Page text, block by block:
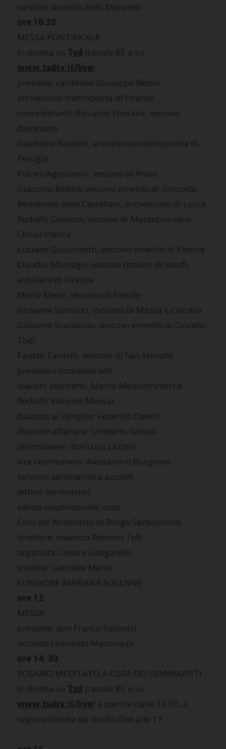
servizio: accolito Aldo Manzetti
ore 10.30
MESSA PONTIFICALE
In diretta su Tsd (canale 85 o su
www.tsdtv.it/live)
presiede: cardinale Giuseppe Betori,
arcivescovo metropolita di Firenze
concelebranti: Riccardo Fontana, vescovo
diocesano
Gualtiero Bassetti, arcivescovo metropolita di
Perugia
Franco Agostinelli, vescovo di Prato
Giacomo Babini, vescovo emerito di Grosseto
Benvenuto Italo Castellani, arcivescovo di Lucca
Rodolfo Cetoloni, vescovo di Montepulciano-
Chiusi-Pienza
Luciano Giovannetti, vescovo emerito di Fiesole
Claudio Maniago, vescovo titolare di Satafi,
ausiliare di Firenze
Mario Meini, vescovo di Fiesole
Giovanni Santucci, Vescovo di Massa e Carrara
Giovanni Scanavino, vescovo emerito di Orvieto-
Todi
Fausto Tardelli, vescovo di San Miniato
presbiteri concelebranti
diaconi assistenti: Marco Menichincheri e
Rodolfo Valorosi Massai
diacono al Vangelo: Federico Daveri
diacono all’altare: Umberto Valiani
cerimoniere: don Luca Lazzeri
vice cerimoniere: Alessandro Bivignani
servizio: seminaristi e accoliti
lettori: seminaristi
salmo responsoriale: coro
Coro del Millenario di Borgo Sansepolcro
direttore: maestro Roberto Tofi
organista: Cesare Ganganelli
tromba: Gabriele Menci
FUNZIONE MARIANA SOLENNE
ore 12
MESSA
presiede: don Franco Follonici
accolito Leonardo Mancioppi
ore 14. 30
ROSARIO MEDITATO A CURA DEI SEMINARISTI
In diretta su Tsd (canale 85 o su
www.tsdtv.it/live) a partire dalle 15.30, a
seguire diretta da studio fino alle 17